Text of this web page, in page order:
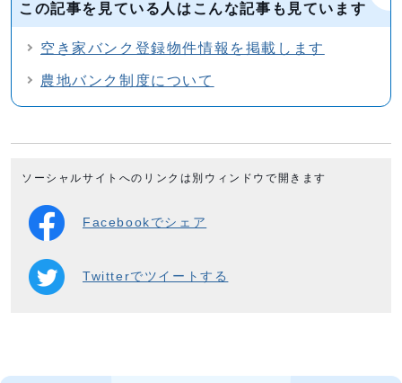
この記事を見ている人はこんな記事も見ています
空き家バンク登録物件情報を掲載します
農地バンク制度について
ソーシャルサイトへのリンクは別ウィンドウで開きます
Facebookでシェア
Twitterでツイートする